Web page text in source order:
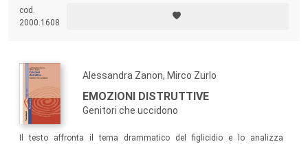
cod.
2000.1608
Alessandra Zanon, Mirco Zurlo
EMOZIONI DISTRUTTIVE
Genitori che uccidono
Il testo affronta il tema drammatico del figlicidio e lo analizza